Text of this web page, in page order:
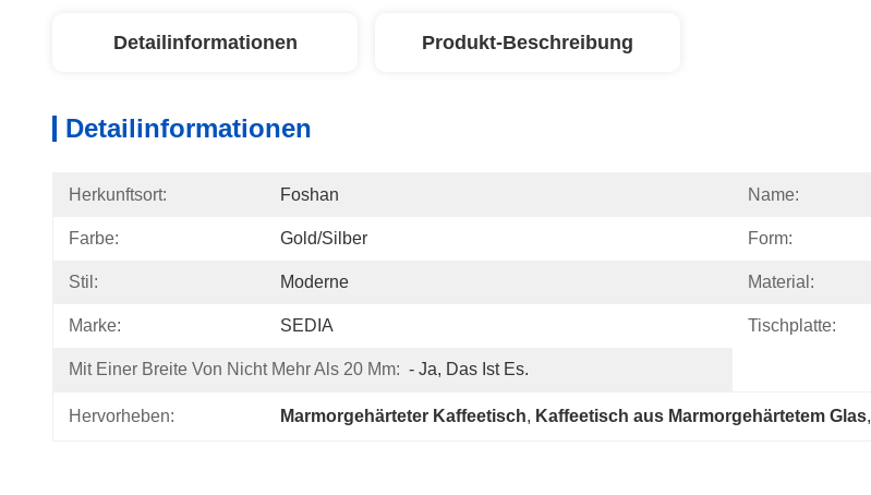
Detailinformationen Produkt-Beschreibung
Detailinformationen
Herkunftsort: Foshan Name:
Farbe: Gold/Silber Form:
Stil: Moderne Material:
Marke: SEDIA Tischplatte:
Mit Einer Breite Von Nicht Mehr Als 20 Mm: - Ja, Das Ist Es.
Hervorheben: Marmorgehärteter Kaffeetisch, Kaffeetisch aus Marmorgehärtetem Glas,